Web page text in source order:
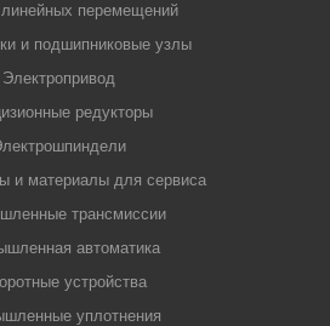
линейных перемещений
и подшипниковые узлы
Электропривод
редукторы
и материалы для сервиса
трансмиссии
автоматика
устройства
уплотнения